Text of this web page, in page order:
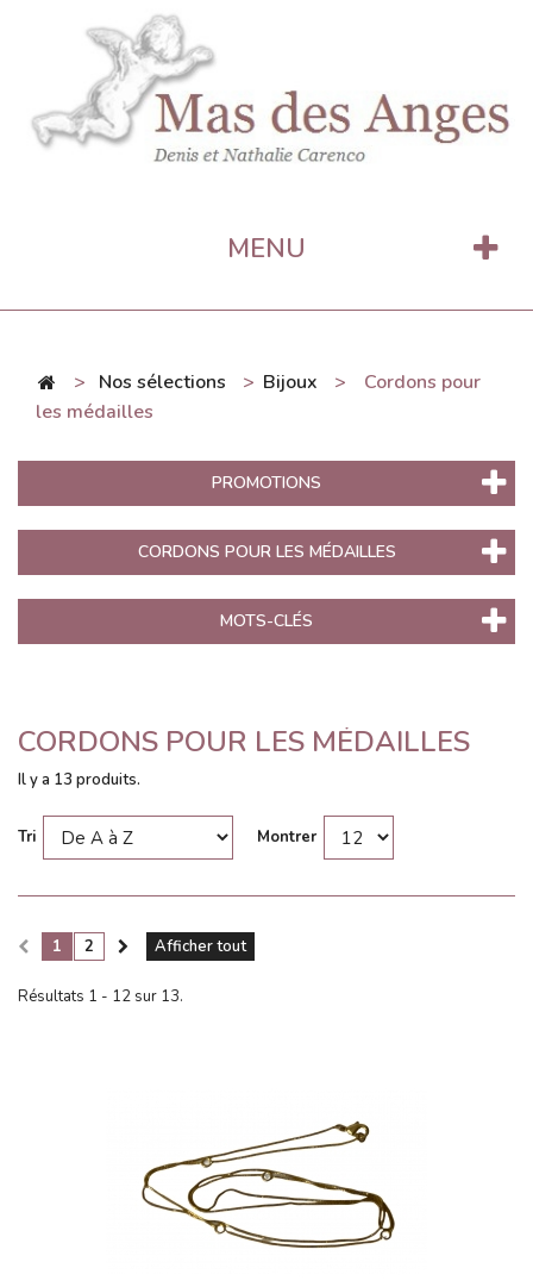
MENU
> Nos sélections > Bijoux >
Cordons pour
les médailles
PROMOTIONS
CORDONS POUR LES MÉDAILLES
MOTS-CLÉS
CORDONS POUR LES MÉDAILLES
Il y a 13 produits.
Tri Montrer
Afficher tout
1 2
Résultats 1 - 12 sur 13.